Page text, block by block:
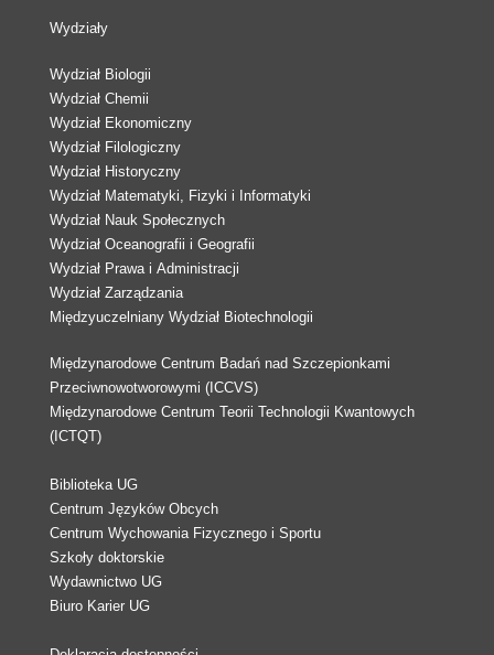
Wydziały
Wydział Biologii
Wydział Chemii
Wydział Ekonomiczny
Wydział Filologiczny
Wydział Historyczny
Wydział Matematyki, Fizyki i Informatyki
Wydział Nauk Społecznych
Wydział Oceanografii i Geografii
Wydział Prawa i Administracji
Wydział Zarządzania
Międzyuczelniany Wydział Biotechnologii
Międzynarodowe Centrum Badań nad Szczepionkami
Przeciwnowotworowymi (ICCVS)
Międzynarodowe Centrum Teorii Technologii Kwantowych
(ICTQT)
Biblioteka UG
Centrum Języków Obcych
Centrum Wychowania Fizycznego i Sportu
Szkoły doktorskie
Wydawnictwo UG
Biuro Karier UG